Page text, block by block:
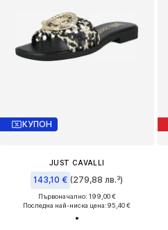
КУПОН
JUST CAVALLI
143,10 € (279,88 лв.³)
Първоначално: 199,00 €
Последна най-ниска цена:95,40 €